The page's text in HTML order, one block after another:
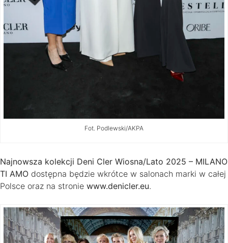
Fot. Podlewski/AKPA
Najnowsza kolekcji Deni Cler Wiosna/Lato 2025 – MILANO
TI AMO dostępna będzie wkrótce w salonach marki w całej
Polsce oraz na stronie www.denicler.eu.